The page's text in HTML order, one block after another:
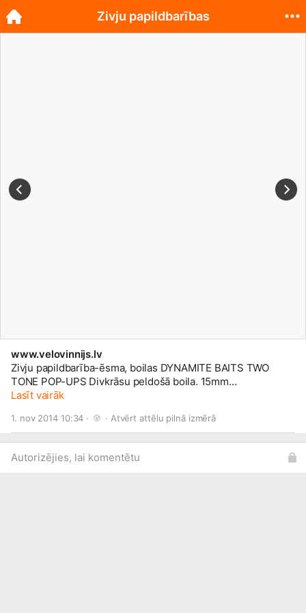
www.velovinnijs.lv
Zivju papildbarība-ēsma, boilas DYNAMITE BAITS TWO
TONE POP-UPS Divkrāsu peldošā boila. 15mm
STRAWBERRY-COCONUT CREAM Cena: 11,00 euro
Lasīt vairāk
1. nov 2014 10:34 · · Atvērt attēlu pilnā izmērā
Autorizējies, lai komentētu
Zivju papildbarības